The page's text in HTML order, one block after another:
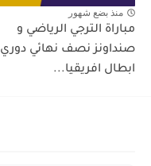
منذ بضع شهور
مباراة الترجي الرياضي و
صنداونز نصف نهائي دوري
ابطال افريقيا...